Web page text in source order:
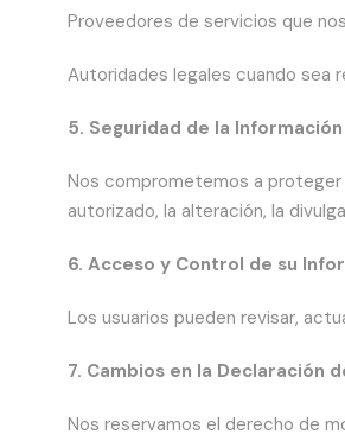
Proveedores de servicios que
Autoridades legales cuando sea
5. Seguridad de la Información
Nos comprometemos a proteger
autorizado, la alteración, la
6. Acceso y Control de su
Los usuarios pueden revisar,
7. Cambios en la Declaración
Nos reservamos el derecho de